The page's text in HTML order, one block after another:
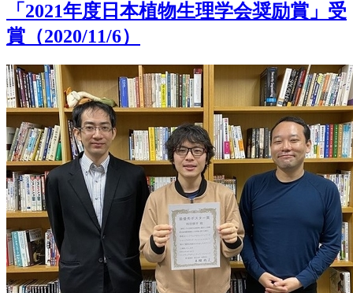
「2021年度日本植物生理学会奨励賞」受
賞（2020/11/6）